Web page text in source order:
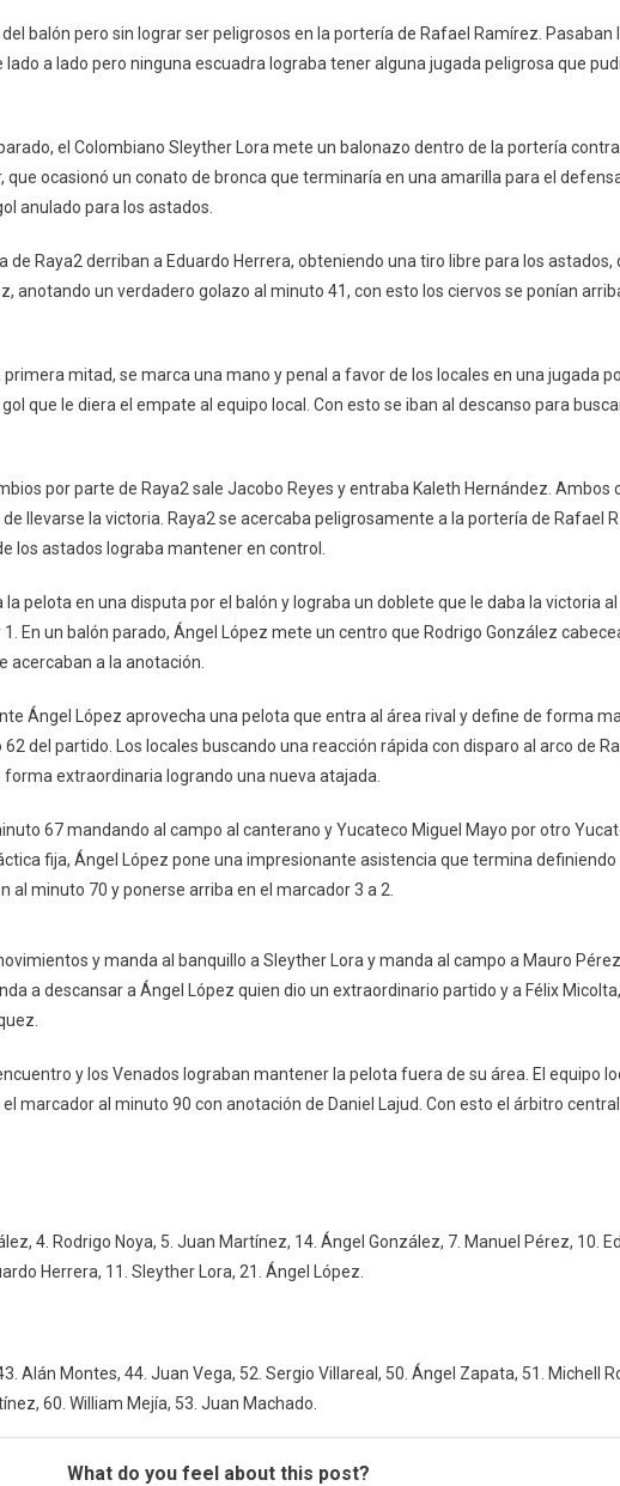
balón pero sin lograr ser peligrosos en la portería de Rafael Ramírez. Pasaban
a lado pero ninguna escuadra lograba tener alguna jugada peligrosa que
el Colombiano Sleyther Lora mete un balonazo dentro de la portería
ocasionó un conato de bronca que terminaría en una amarilla para el
anulado para los astados.
de Raya2 derriban a Eduardo Herrera, obteniendo una tiro libre para los astados,
anotando un verdadero golazo al minuto 41, con esto los ciervos se ponían
mitad, se marca una mano y penal a favor de los locales en una jugada
que le diera el empate al equipo local. Con esto se iban al descanso para
por parte de Raya2 sale Jacobo Reyes y entraba Kaleth Hernández. Ambos
llevarse la victoria. Raya2 se acercaba peligrosamente a la portería de Rafael
los astados lograba mantener en control.
pelota en una disputa por el balón y lograba un doblete que le daba la victoria
En un balón parado, Ángel López mete un centro que Rodrigo González
acercaban a la anotación.
Ángel López aprovecha una pelota que entra al área rival y define de forma
del partido. Los locales buscando una reacción rápida con disparo al arco de
extraordinaria logrando una nueva atajada.
67 mandando al campo al canterano y Yucateco Miguel Mayo por otro
fija, Ángel López pone una impresionante asistencia que termina definiendo
al minuto 70 y ponerse arriba en el marcador 3 a 2.
y manda al banquillo a Sleyther Lora y manda al campo a Mauro
a descansar a Ángel López quien dio un extraordinario partido y a Félix
y los Venados lograban mantener la pelota fuera de su área. El equipo
marcador al minuto 90 con anotación de Daniel Lajud. Con esto el árbitro
4. Rodrigo Noya, 5. Juan Martínez, 14. Ángel González, 7. Manuel Pérez, 10.
Herrera, 11. Sleyther Lora, 21. Ángel López.
Alán Montes, 44. Juan Vega, 52. Sergio Villareal, 50. Ángel Zapata, 51. Michell
60. William Mejía, 53. Juan Machado.
What do you feel about this post?